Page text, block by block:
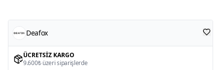
Deafox
ÜCRETSIZ KARGO
9.600₺ üzeri siparişlerde